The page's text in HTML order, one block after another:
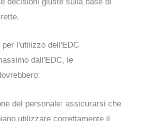
l'utilizzo dell'EDC
dall'EDC, le
del personale: assicurarsi che
utilizzare correttamente il